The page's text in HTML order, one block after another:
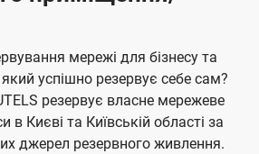
мережі для бізнесу та
успішно резервує себе сам?
резервує власне мережеве
в Києві та Київській області за
джерел резервного живлення.